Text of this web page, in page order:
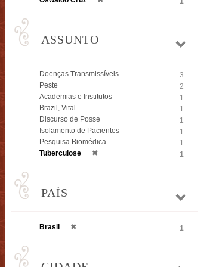
ASSUNTO
Doenças Transmissíveis
3
Peste
2
Academias e Institutos
1
Brazil, Vital
1
Discurso de Posse
1
Isolamento de Pacientes
1
Pesquisa Biomédica
1
Tuberculose
✖ 1
PAÍS
Brasil ✖ 1